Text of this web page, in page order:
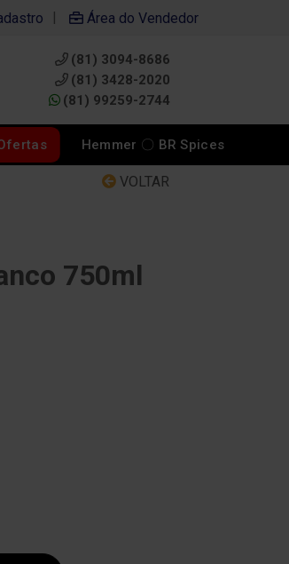
| Área do Vendedor
(81) 3094-8686
(81) 3428-2020
(81) 99259-2744
Hemmer 〇 BR Spices
VOLTAR
750ml